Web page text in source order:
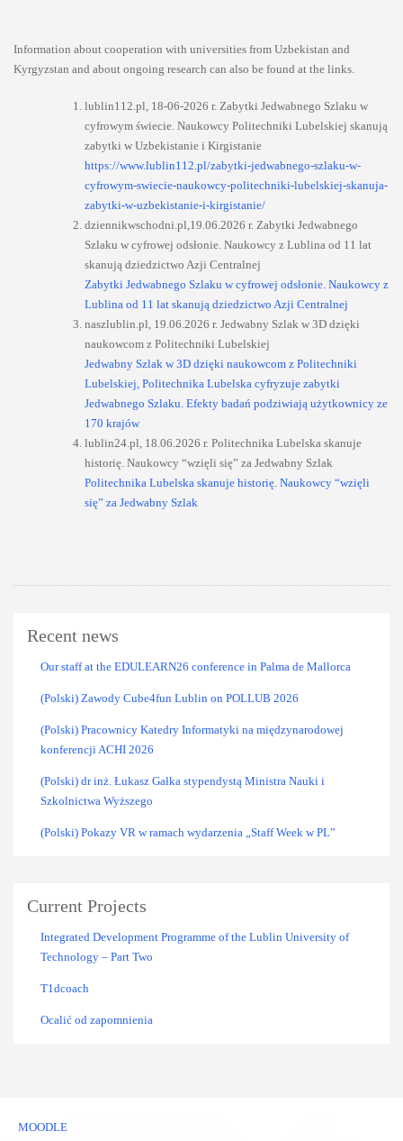
Information about cooperation with universities from Uzbekistan and
Kyrgyzstan and about ongoing research can also be found at the links.
lublin112.pl, 18-06-2026 r. Zabytki Jedwabnego Szlaku w
cyfrowym świecie. Naukowcy Politechniki Lubelskiej skanują
zabytki w Uzbekistanie i Kirgistanie
https://www.lublin112.pl/zabytki-jedwabnego-szlaku-w-
cyfrowym-swiecie-naukowcy-politechniki-lubelskiej-skanuja-
zabytki-w-uzbekistanie-i-kirgistanie/
dziennikwschodni.pl,19.06.2026 r. Zabytki Jedwabnego
Szlaku w cyfrowej odsłonie. Naukowcy z Lublina od 11 lat
skanują dziedzictwo Azji Centralnej
Zabytki Jedwabnego Szlaku w cyfrowej odsłonie. Naukowcy z
Lublina od 11 lat skanują dziedzictwo Azji Centralnej
naszlublin.pl, 19.06.2026 r. Jedwabny Szlak w 3D dzięki
naukowcom z Politechniki Lubelskiej
Jedwabny Szlak w 3D dzięki naukowcom z Politechniki
Lubelskiej, Politechnika Lubelska cyfryzuje zabytki
Jedwabnego Szlaku. Efekty badań podziwiają użytkownicy ze
170 krajów
lublin24.pl, 18.06.2026 r. Politechnika Lubelska skanuje
historię. Naukowcy “wzięli się” za Jedwabny Szlak
Politechnika Lubelska skanuje historię. Naukowcy “wzięli
się” za Jedwabny Szlak
Recent news
Our staff at the EDULEARN26 conference in Palma de Mallorca
(Polski) Zawody Cube4fun Lublin on POLLUB 2026
(Polski) Pracownicy Katedry Informatyki na międzynarodowej
konferencji ACHI 2026
(Polski) dr inż. Łukasz Gałka stypendystą Ministra Nauki i
Szkolnictwa Wyższego
(Polski) Pokazy VR w ramach wydarzenia „Staff Week w PL”
Current Projects
Integrated Development Programme of the Lublin University of
Technology – Part Two
T1dcoach
Ocalić od zapomnienia
MOODLE